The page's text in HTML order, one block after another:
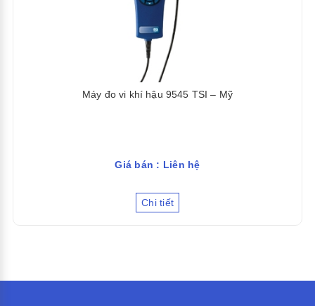
Máy đo vi khí hậu 9545 TSI – Mỹ
Giá bán : Liên hệ
Chi tiết